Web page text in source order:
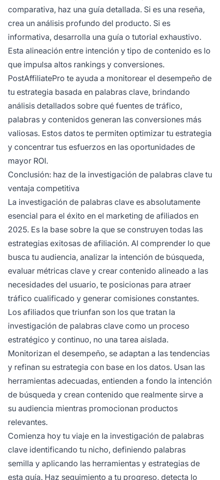
comparativa, haz una guía detallada. Si es una reseña,
crea un análisis profundo del producto. Si es
informativa, desarrolla una guía o tutorial exhaustivo.
Esta alineación entre intención y tipo de contenido es lo
que impulsa altos rankings y conversiones.
PostAffiliatePro te ayuda a monitorear el desempeño de
tu estrategia basada en palabras clave, brindando
análisis detallados sobre qué fuentes de tráfico,
palabras y contenidos generan las conversiones más
valiosas. Estos datos te permiten optimizar tu estrategia
y concentrar tus esfuerzos en las oportunidades de
mayor ROI.
Conclusión: haz de la investigación de palabras clave tu
ventaja competitiva
La investigación de palabras clave es absolutamente
esencial para el éxito en el marketing de afiliados en
2025. Es la base sobre la que se construyen todas las
estrategias exitosas de afiliación. Al comprender lo que
busca tu audiencia, analizar la intención de búsqueda,
evaluar métricas clave y crear contenido alineado a las
necesidades del usuario, te posicionas para atraer
tráfico cualificado y generar comisiones constantes.
Los afiliados que triunfan son los que tratan la
investigación de palabras clave como un proceso
estratégico y continuo, no una tarea aislada.
Monitorizan el desempeño, se adaptan a las tendencias
y refinan su estrategia con base en los datos. Usan las
herramientas adecuadas, entienden a fondo la intención
de búsqueda y crean contenido que realmente sirve a
su audiencia mientras promocionan productos
relevantes.
Comienza hoy tu viaje en la investigación de palabras
clave identificando tu nicho, definiendo palabras
semilla y aplicando las herramientas y estrategias de
esta guía. Haz seguimiento a tu progreso, detecta lo